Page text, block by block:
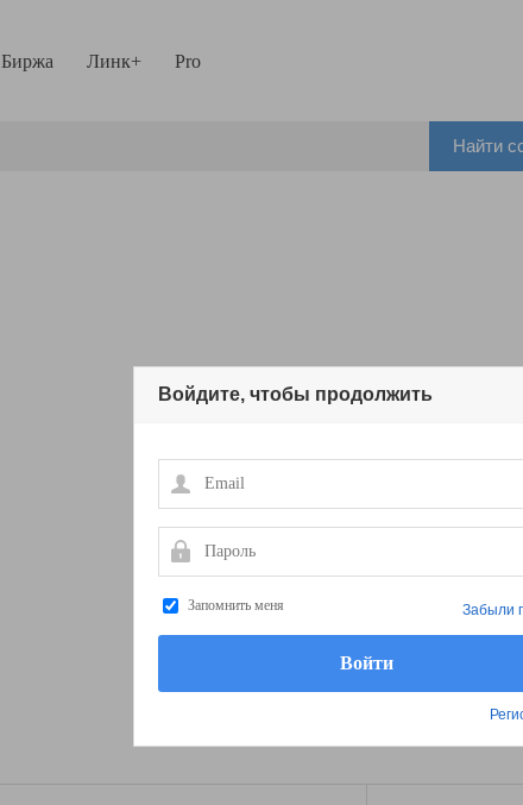
Биржа Линк+ Pro
Найти
Войдите, чтобы продолжить
Email
Пароль
Запомнить меня Забыли